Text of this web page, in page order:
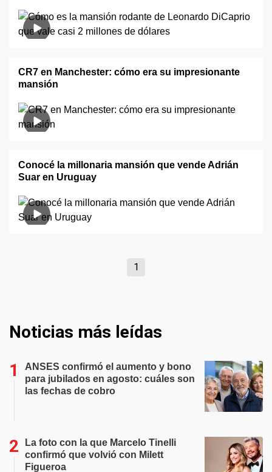
CR7 en Manchester: cómo era su impresionante
mansión
Conocé la millonaria mansión que vende Adrián
Suar en Uruguay
1
Noticias más leídas
ANSES confirmó el aumento y bono
para jubilados en agosto: cuáles son
las fechas de cobro
La foto con la que Marcelo Tinelli
confirmó que volvió con Milett
Figueroa